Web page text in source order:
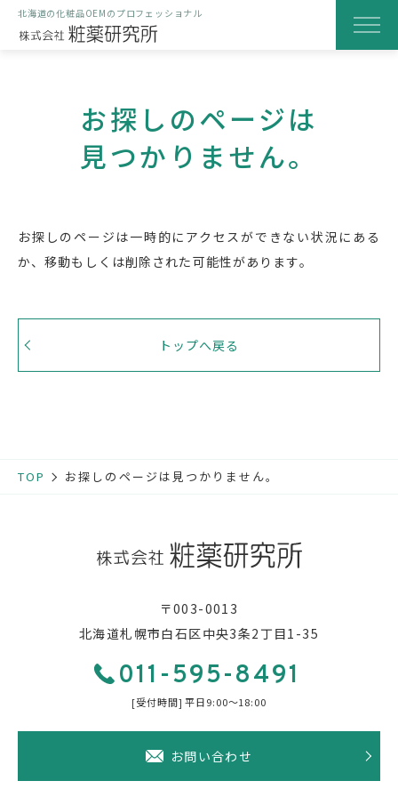
北海道の化粧品OEMのプロフェッショナル
当社の特徴
研究・開発の取り組み
製品化までの流れ
会社案内
採用情報
[受付時間] 平日9:00〜18:00
お問い合わせ
お探しのページは
見つかりません。
お探しのページは一時的にアクセスができない状況にある
か、移動もしくは削除された可能性があります。
トップへ戻る
TOP お探しのページは見つかりません。
〒003-0013
北海道札幌市白石区中央3条2丁目1-35
011-595-8491
[受付時間] 平日9:00〜18:00
お問い合わせ